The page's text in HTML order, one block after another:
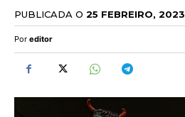
PUBLICADA O 25 FEBREIRO, 2023
Por editor